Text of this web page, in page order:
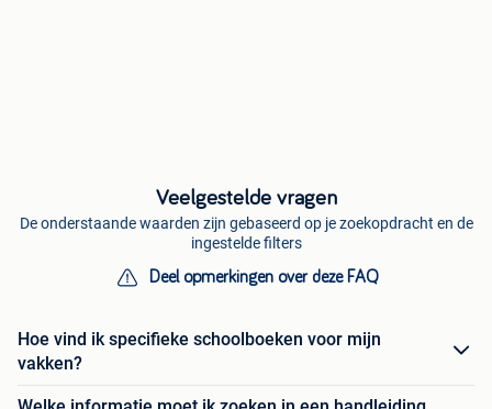
Veelgestelde vragen
De onderstaande waarden zijn gebaseerd op je zoekopdracht en de
ingestelde filters
Deel opmerkingen over deze FAQ
Hoe vind ik specifieke schoolboeken voor mijn
vakken?